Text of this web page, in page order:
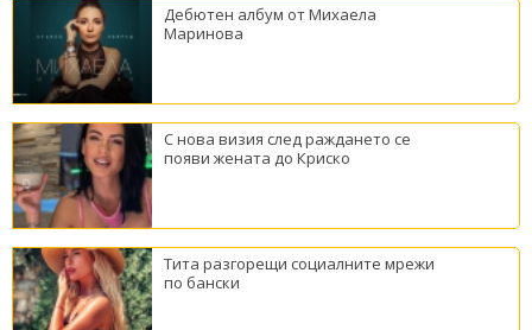
Дебютен албум от Михаела
Маринова
С нова визия след раждането се
появи жената до Криско
Тита разгорещи социалните мрежи
по бански